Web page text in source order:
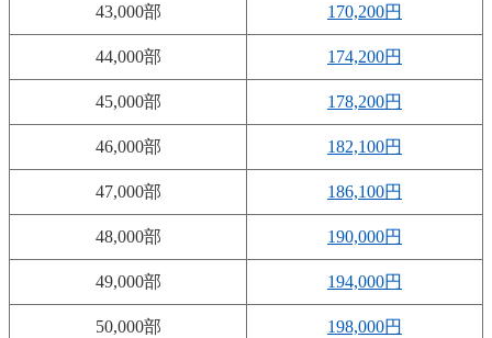
43,000部 170,200円
44,000部 174,200円
45,000部 178,200円
46,000部 182,100円
47,000部 186,100円
48,000部 190,000円
49,000部 194,000円
50,000部 198,000円